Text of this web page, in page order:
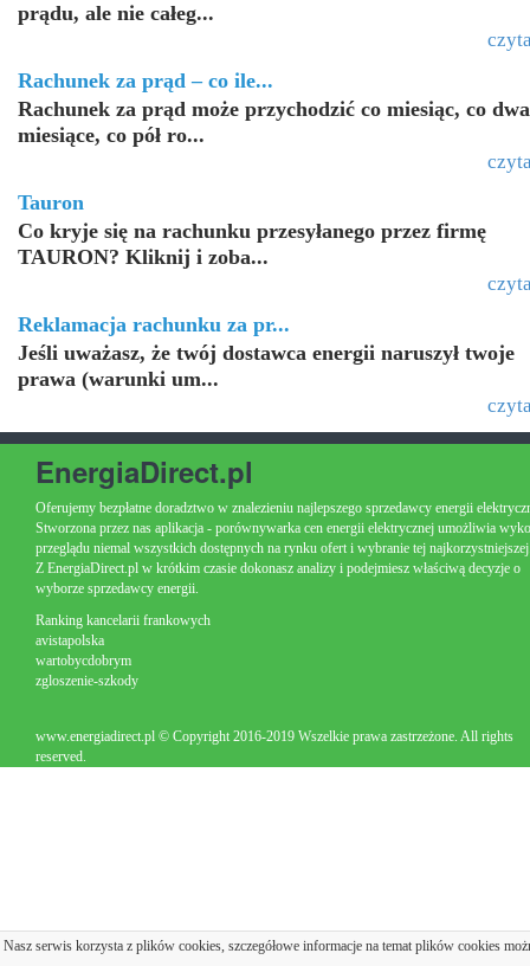
prądu, ale nie całeg...
Rachunek za prąd – co ile...
Rachunek za prąd może przychodzić co miesiąc, co dwa
miesiące, co pół ro...
Tauron
Co kryje się na rachunku przesyłanego przez firmę
TAURON? Kliknij i zoba...
Reklamacja rachunku za pr...
Jeśli uważasz, że twój dostawca energii naruszył twoje
prawa (warunki um...
EnergiaDirect.pl
Oferujemy bezpłatne doradztwo w znalezieniu najlepszego sprzedawcy energii
Stworzona przez nas aplikacja - porównywarka cen energii elektrycznej umożliwia
przeglądu niemal wszystkich dostępnych na rynku ofert i wybranie tej
Z EnergiaDirect.pl w krótkim czasie dokonasz analizy i podejmiesz właściwą decyzje o
wyborze sprzedawcy energii.
Ranking kancelarii frankowych
avistapolska
wartobycdobrym
zgloszenie-szkody
www.energiadirect.pl © Copyright 2016-2019 Wszelkie prawa zastrzeżone. All rights
reserved.
Nasz serwis korzysta z plików cookies, szczegółowe informacje na temat plików cookies